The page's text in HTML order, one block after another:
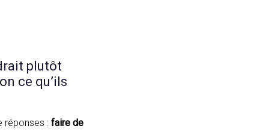
plutôt
ce qu’ils
réponses : faire de